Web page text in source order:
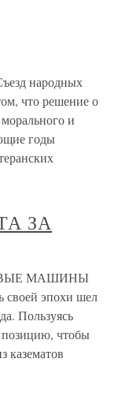
народных
что решение о
и
годы
ЗА
МАШИНЫ
эпохи шел
Пользуясь
позицию, чтобы
казематов